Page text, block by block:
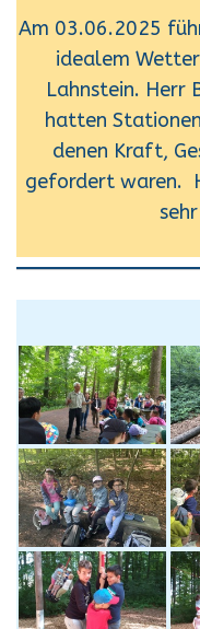
Am 03.06.2025
idealem
Lahnstein. Herr
hatten
denen Kraft,
gefordert waren.